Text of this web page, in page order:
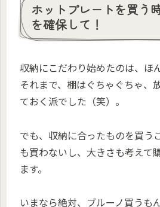
ホットプレートを買う
を確保して！
収納にこだわり始めたのは、ほ
それまで、棚はぐちゃぐちゃ、
ておく派でした（笑）。
でも、収納に合ったものを買う
も買わないし、大きさも考えて
ます。
いまなら絶対、ブルーノ買うも